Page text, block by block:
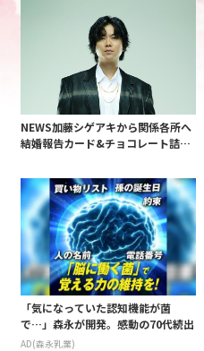
NEWS加藤シゲアキから関係各所へ
結婚報告カード&チョコレート詰め
も添えて
「気になっていた認知機能が菌
で…」森永が開発。感動の70代続出
AD(森永乳業)